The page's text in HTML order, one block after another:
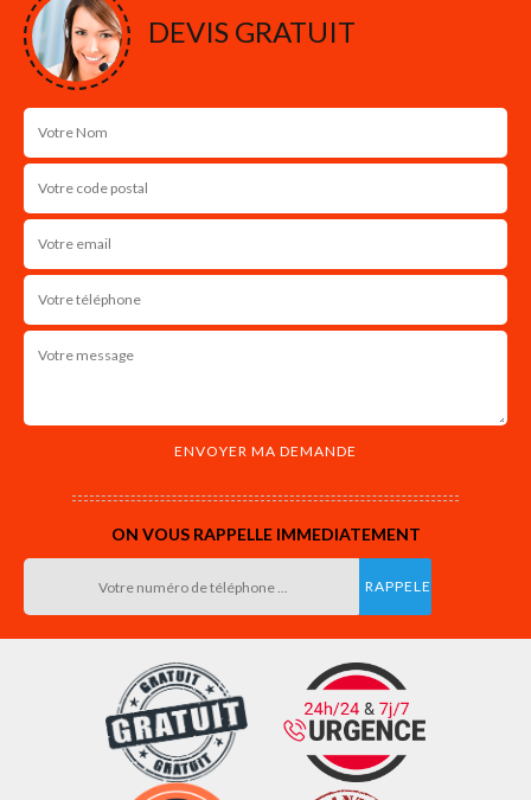
DEVIS GRATUIT
ON VOUS RAPPELLE IMMEDIATEMENT